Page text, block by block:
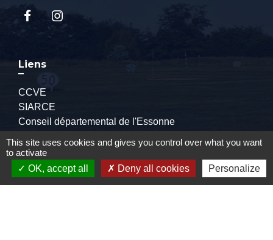
Liens
CCVE
SIARCE
Conseil départemental de l'Essonne
Mentions légales Politique de confidentialité -
This site uses cookies and gives you control over what you want
to activate
OK, accept all
Deny all cookies Personalize